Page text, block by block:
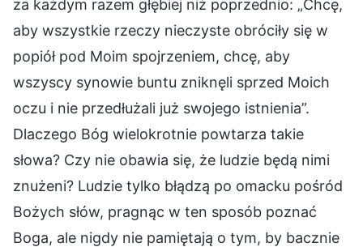
za każdym razem głębiej niż poprzednio: „Chcę,
aby wszystkie rzeczy nieczyste obróciły się w
popiół pod Moim spojrzeniem, chcę, aby
wszyscy synowie buntu zniknęli sprzed Moich
oczu i nie przedłużali już swojego istnienia”.
Dlaczego Bóg wielokrotnie powtarza takie
słowa? Czy nie obawia się, że ludzie będą nimi
znużeni? Ludzie tylko błądzą po omacku pośród
Bożych słów, pragnąc w ten sposób poznać
Boga, ale nigdy nie pamiętają o tym, by bacznie